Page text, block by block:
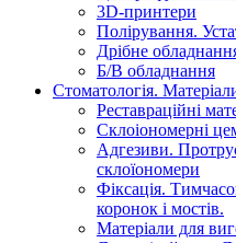
3D-принтери
Полірування.
Дрібне
Б/В обладнання
Стоматологія.
Реставраційні
Склоіономерні
Адгезиви.
склоїономери
Фіксація.
коронок і мостів.
Матеріали для